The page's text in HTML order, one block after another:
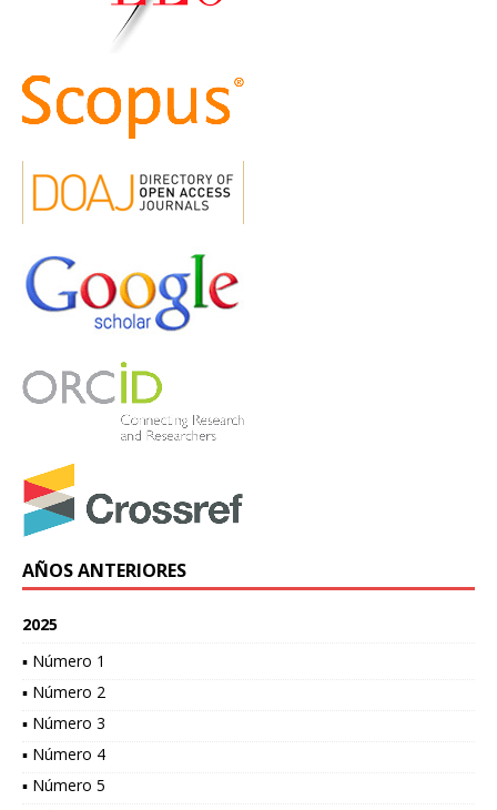
AÑOS ANTERIORES
2025
▪ Número 1
▪ Número 2
▪ Número 3
▪ Número 4
▪ Número 5